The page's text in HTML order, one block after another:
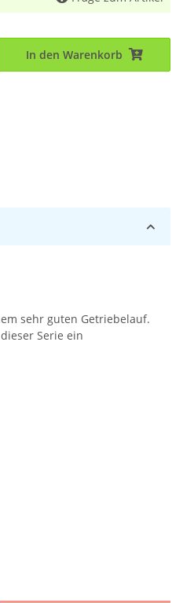
In den Warenkorb
sehr guten Getriebelauf.
Serie ein